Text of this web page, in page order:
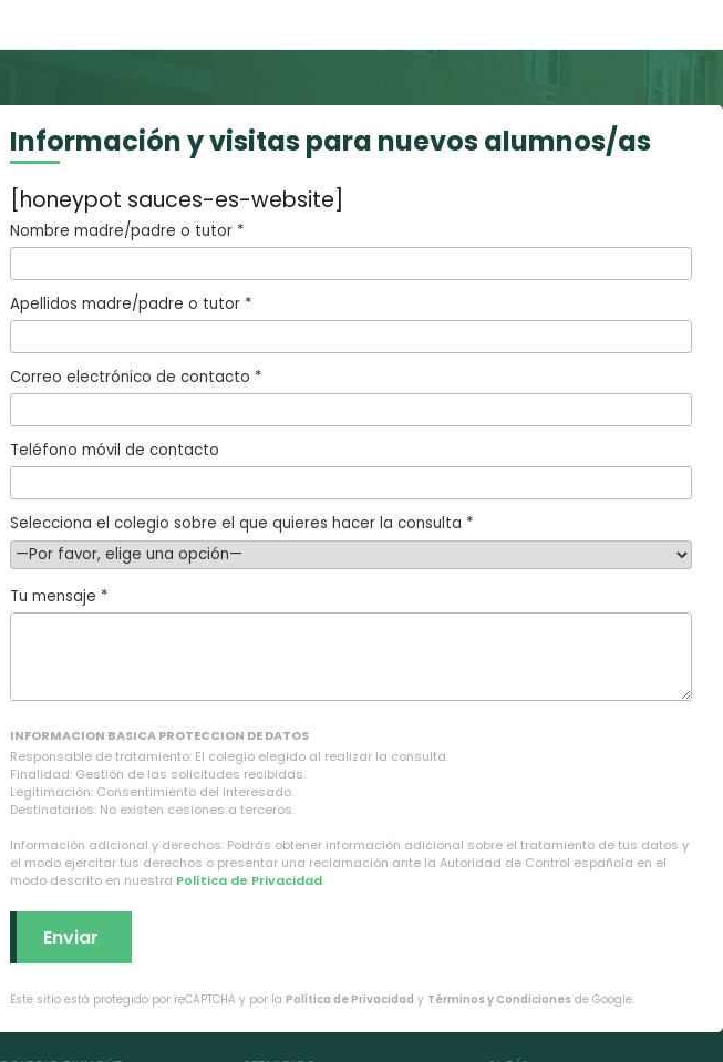
Información y visitas para nuevos alumnos/as
[honeypot sauces-es-website]
Nombre madre/padre o tutor *
Apellidos madre/padre o tutor *
Correo electrónico de contacto *
Teléfono móvil de contacto
Selecciona el colegio sobre el que quieres hacer la consulta *
Tu mensaje *
INFORMACION BASICA PROTECCION DE DATOS
Responsable de tratamiento: El colegio elegido al realizar la consulta.
Finalidad: Gestión de las solicitudes recibidas.
Legitimación: Consentimiento del interesado.
Destinatarios: No existen cesiones a terceros.
Información adicional y derechos: Podrás obtener información adicional sobre el tratamiento de tus datos y
el modo ejercitar tus derechos o presentar una reclamación ante la Autoridad de Control española en el
modo descrito en nuestra Política de Privacidad.
Este sitio está protegido por reCAPTCHA y por la Política de Privacidad y Términos y Condiciones de Google.